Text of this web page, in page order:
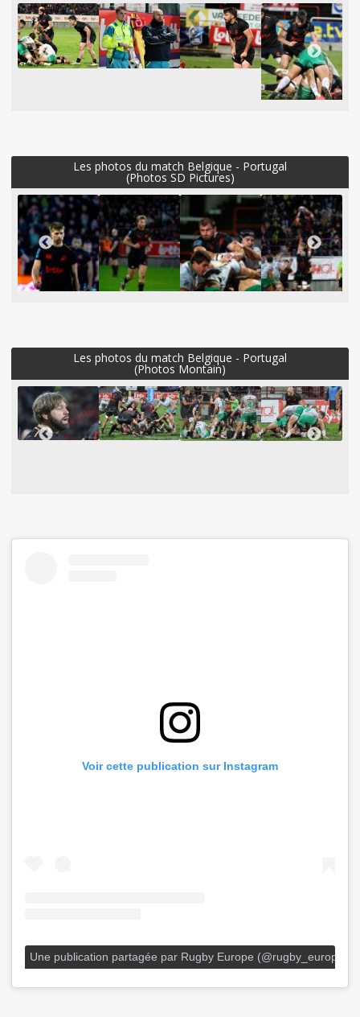
Les photos du match Belgique - Portugal
(Photos SD Pictures)
Les photos du match Belgique - Portugal
(Photos Montain)
Voir cette publication sur Instagram
Une publication partagée par Rugby Europe (@rugby_europe)